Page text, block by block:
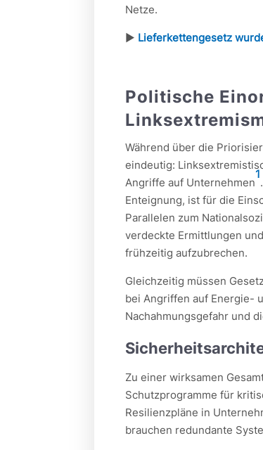
Netze.
► Lieferkettengesetz
Politische
Während über die
eindeutig:
Angriffe auf Unternehmen
1
Enteignung, ist für die
Parallelen zum
verdeckte Ermittlungen
frühzeitig aufzubrechen.
Gleichzeitig müssen
bei Angriffen auf Energie-
Nachahmungsgefahr und
Zu einer wirksamen
Schutzprogramme für
Resilienzpläne in
brauchen redundante